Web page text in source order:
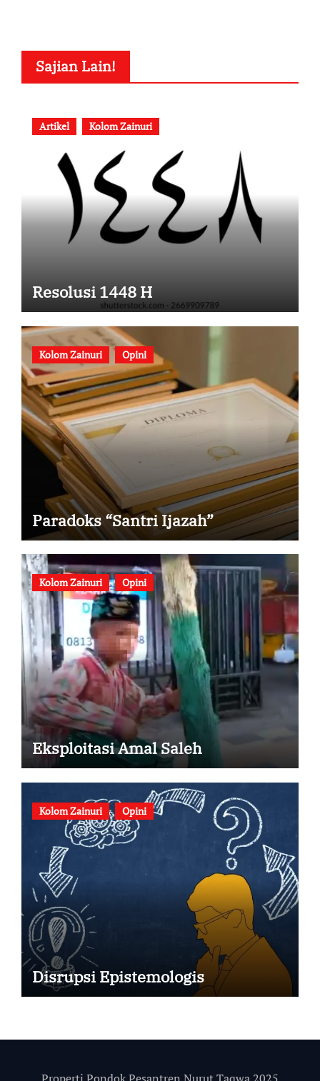
Sajian Lain!
Artikel Kolom Zainuri
Resolusi 1448 H
Kolom Zainuri Opini
Paradoks “Santri Ijazah”
Kolom Zainuri Opini
Eksploitasi Amal Saleh
Kolom Zainuri Opini
Disrupsi Epistemologis